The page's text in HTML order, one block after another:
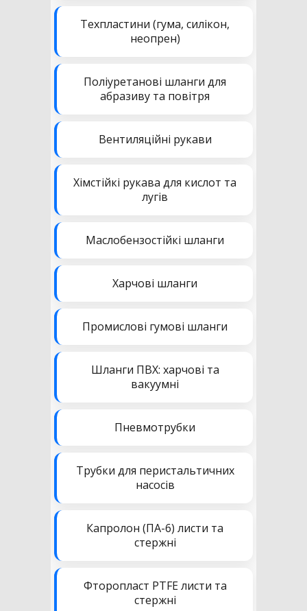
Техпластини (гума, силікон,
неопрен)
Поліуретанові шланги для
абразиву та повітря
Вентиляційні рукави
Хімстійкі рукава для кислот та
лугів
Маслобензостійкі шланги
Харчові шланги
Промислові гумові шланги
Шланги ПВХ: харчові та
вакуумні
Пневмотрубки
Трубки для перистальтичних
насосів
Капролон (ПА-6) листи та
стержні
Фторопласт PTFE листи та
стержні